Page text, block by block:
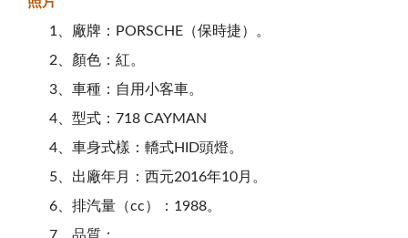
1、廠牌：PORSCHE（保時捷）。
2、顏色：紅。
3、車種：自用小客車。
4、型式：718 CAYMAN
4、車身式樣：轎式HID頭燈。
5、出廠年月：西元2016年10月。
6、排汽量（cc）：1988。